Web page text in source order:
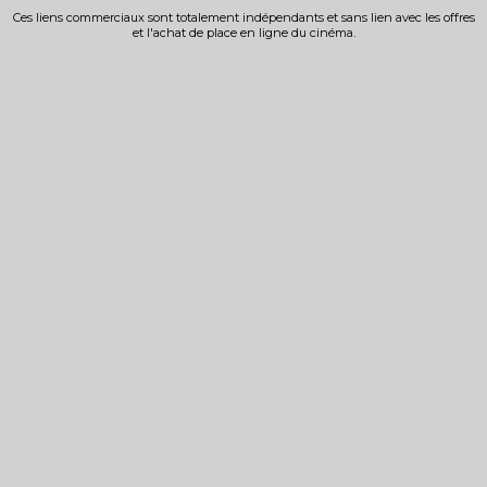
Ces liens commerciaux sont totalement indépendants et sans lien avec les offres
et l'achat de place en ligne du cinéma.